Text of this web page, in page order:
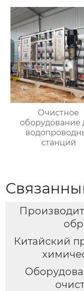
Очистное
оборудование
станций
Китайский